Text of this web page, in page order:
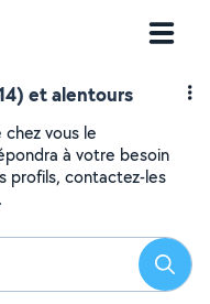
et alentours
vous le
à votre besoin
profils, contactez-les